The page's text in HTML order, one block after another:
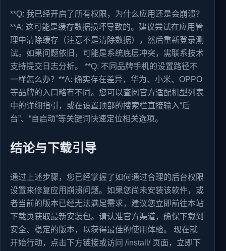
**Q: 我已经开启了所有权限，为什么应用还是会崩溃？
**A: 这可能是缓存数据损坏导致的。建议尝试在应用管
理中清除缓存（注意不是清除数据），然后重新登录测
试。如果问题依旧，可能是系统底层冲突，需联系技术
支持提交日志分析。 **Q: 不同品牌手机的设置路径不
一样怎么办？**A: 确实存在差异，华为、小米、OPPO
等品牌的入口略有不同。您可以查阅官方适配机型列表
中的详细指引，或在设置顶部的搜索栏直接输入“后
台”、“自启动”等关键词快速定位相关选项。
结论与下载引导
通过上述步骤，您已经掌握了如何通过合理的后台权限
设置来修复应用崩溃问题。如果您尚未安装该软件，或
者当前的版本已经无法满足需求，建议您立即前往本站
下载页获取最新安装包。请认准官方渠道，确保下载到
安全、稳定的版本，以获得最佳的使用体验。 现在就
开始行动，点击下方链接或访问 /install/ 页面，立即下